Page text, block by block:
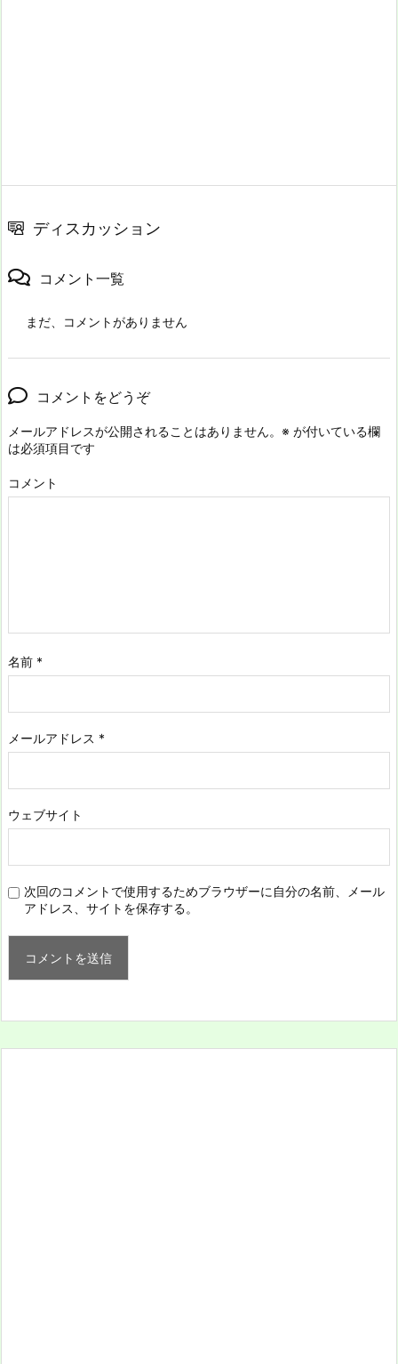
ディスカッション
コメント一覧
まだ、コメントがありません
コメントをどうぞ
メールアドレスが公開されることはありません。 ※ が付いている欄
は必須項目です
コメント
名前 *
メールアドレス *
ウェブサイト
次回のコメントで使用するためブラウザーに自分の名前、メール
アドレス、サイトを保存する。